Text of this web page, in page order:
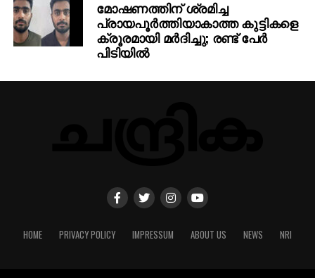
മോഷണത്തിന് ശ്രമിച്ച
പ്രായപൂര്‍ത്തിയാകാത്ത കുട്ടികളെ
ക്രൂരമായി മര്‍ദിച്ചു; രണ്ട് പേര്‍
പിടിയില്‍
HOME PRIVACY POLICY IMPRESSUM ABOUT US NEWS NRI